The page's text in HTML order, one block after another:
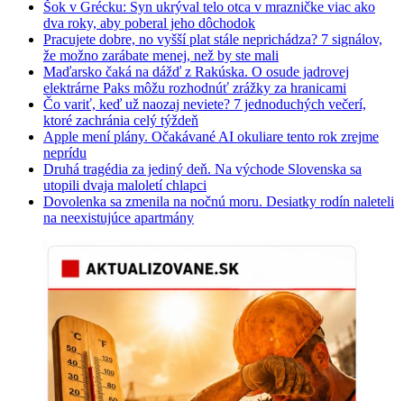
Šok v Grécku: Syn ukrýval telo otca v mrazničke viac ako
dva roky, aby poberal jeho dôchodok
Pracujete dobre, no vyšší plat stále neprichádza? 7 signálov,
že možno zarábate menej, než by ste mali
Maďarsko čaká na dážď z Rakúska. O osude jadrovej
elektrárne Paks môžu rozhodnúť zrážky za hranicami
Čo variť, keď už naozaj neviete? 7 jednoduchých večerí,
ktoré zachránia celý týždeň
Apple mení plány. Očakávané AI okuliare tento rok zrejme
neprídu
Druhá tragédia za jediný deň. Na východe Slovenska sa
utopili dvaja maloletí chlapci
Dovolenka sa zmenila na nočnú moru. Desiatky rodín naleteli
na neexistujúce apartmány